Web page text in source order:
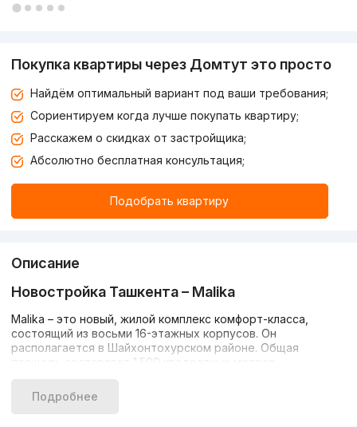
Покупка квартиры через Домтут это просто
Найдём оптимальный вариант под ваши требования;
Сориентируем когда лучше покупать квартиру;
Расскажем о скидках от застройщика;
Абсолютно бесплатная консультация;
Подобрать квартиру
Описание
Новостройка Ташкента – Malika
Malika – это новый, жилой комплекс комфорт-класса,
состоящий из восьми 16-этажных корпусов. Он
располагается в Шайхонтохурском районе. Общая
площадь составляет 1.500 квадратных метров.
Все квартиры имеют черновую отделку, что позволит
Подробнее